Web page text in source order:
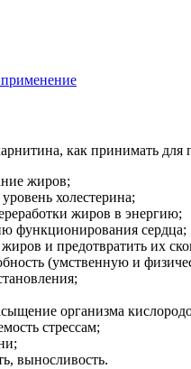
как принимать для
жиров;
холестерина;
жиров в энергию;
функционирования сердца;
и предотвратить их
(умственную и
организма
стрессам;
выносливость.